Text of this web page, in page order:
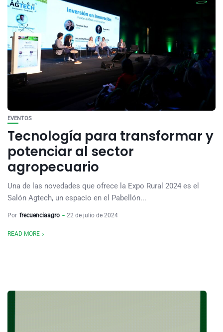
EVENTOS
Tecnología para transformar y
potenciar al sector
agropecuario
Una de las novedades que ofrece la Expo Rural 2024 es el
Salón Agtech, un espacio en el Pabellón...
Por frecuenciaagro 22 de julio de 2024
READ MORE